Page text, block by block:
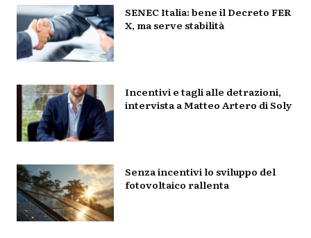
SENEC Italia: bene il Decreto FER
X, ma serve stabilità
Incentivi e tagli alle detrazioni,
intervista a Matteo Artero di Soly
Senza incentivi lo sviluppo del
fotovoltaico rallenta